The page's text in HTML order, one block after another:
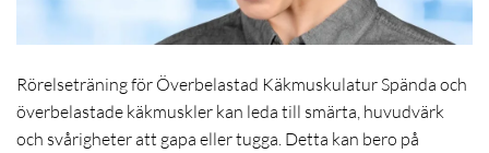
Rörelseträning för Överbelastad Käkmuskulatur Spända och
överbelastade käkmuskler kan leda till smärta, huvudvärk
och svårigheter att gapa eller tugga. Detta kan bero på